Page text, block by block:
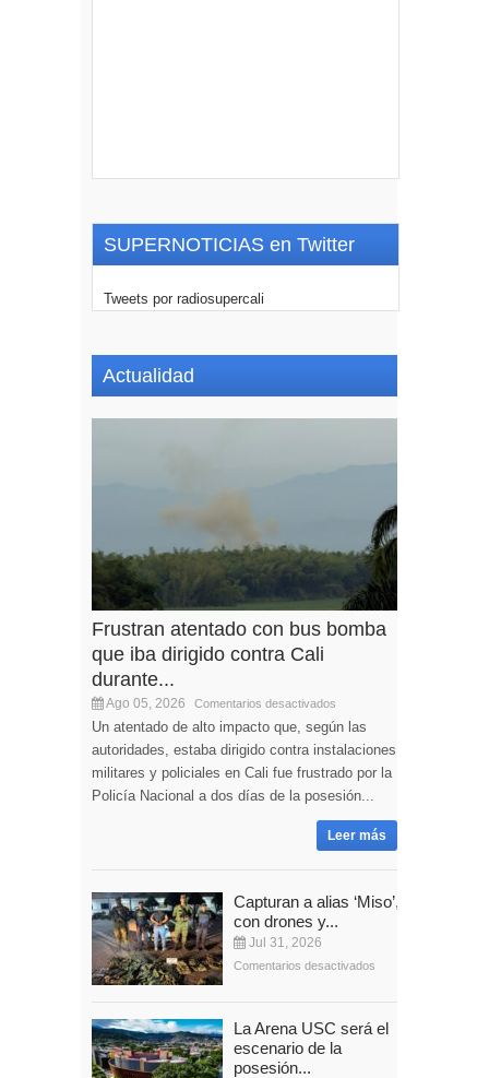
SUPERNOTICIAS en Twitter
Tweets por radiosupercali
Actualidad
Frustran atentado con bus bomba
que iba dirigido contra Cali
durante...
Ago 05, 2026 Comentarios desactivados
Un atentado de alto impacto que, según las
autoridades, estaba dirigido contra instalaciones
militares y policiales en Cali fue frustrado por la
Policía Nacional a dos días de la posesión...
Leer más
Capturan a alias ‘Miso’,
con drones y...
Jul 31, 2026
Comentarios desactivados
La Arena USC será el
escenario de la
posesión...